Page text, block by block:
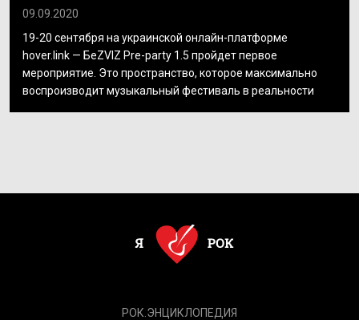
09.09.2020
19-20 сентября на украинской онлайн-платформе
hover.link — БеZVIZ Pre-party 1.5 пройдет первое
мероприятие. Это пространство, которое максимально
воспроизводит музыкальный фестиваль в реальности
РОК.ЭНЦИКЛОПЕДИЯ